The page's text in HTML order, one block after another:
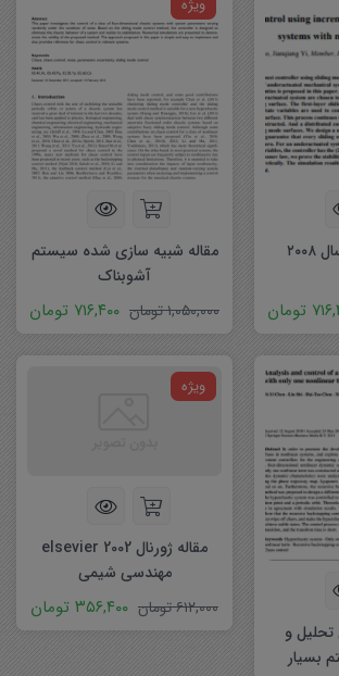
تومان
ویژه
مقاله شبیه سازی شده سیستم
آشوبناک
۱,۰۵۰,۰۰۰تومان ۷۱۶,۴۰۰ تومان
تحلیل و
بسیار
ویژه
مقاله ژورنال elsevier 2002
مهندسی شیمی
۶۱۲,۰۰۰تومان ۳۵۶,۴۰۰ تومان